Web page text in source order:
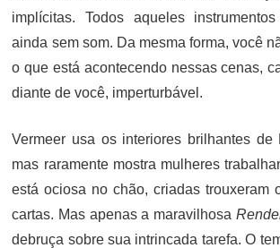
implícitas. Todos aqueles
ainda sem som. Da mesma forma, você
o que está acontecendo nessas cenas,
diante de você, imperturbável.
Vermeer usa os interiores brilhantes de
mas raramente mostra mulheres
está ociosa no chão, criadas trouxeram
cartas. Mas apenas a maravilhosa
debruça sobre sua intrincada tarefa. O